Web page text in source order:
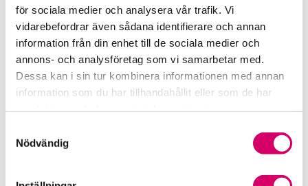
för sociala medier och analysera vår trafik. Vi
vidarebefordrar även sådana identifierare och annan
information från din enhet till de sociala medier och
annons- och analysföretag som vi samarbetar med.
Dessa kan i sin tur kombinera informationen med annan
information som du har tillhandahållit eller som de har
Nödvändig
Srf Fokusrapport 2024 – insikter för hållbart
företagande
Våra nyhetskanaler
Tidningen Konsulten